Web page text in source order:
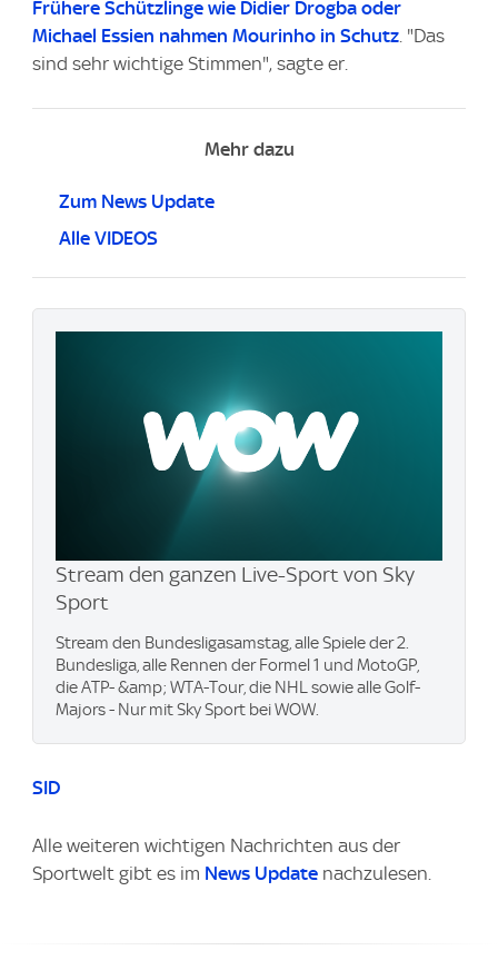
Frühere Schützlinge wie Didier Drogba oder
Michael Essien nahmen Mourinho in Schutz . "Das
sind sehr wichtige Stimmen", sagte er.
Mehr dazu
Zum News Update
Alle VIDEOS
Stream den ganzen Live-Sport von Sky
Sport
Stream den Bundesligasamstag, alle Spiele der 2.
Bundesliga, alle Rennen der Formel 1 und MotoGP,
die ATP- &amp; WTA-Tour, die NHL sowie alle Golf-
Majors - Nur mit Sky Sport bei WOW.
SID
Alle weiteren wichtigen Nachrichten aus der
Sportwelt gibt es im News Update nachzulesen.